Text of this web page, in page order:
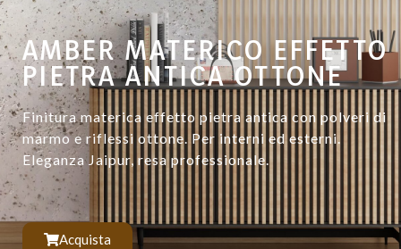
AMBER MATERICO EFFETTO
PIETRA ANTICA OTTONE
Finitura materica effetto pietra antica con polveri di
marmo e riflessi ottone. Per interni ed esterni.
Eleganza Jaipur, resa professionale.
Acquista